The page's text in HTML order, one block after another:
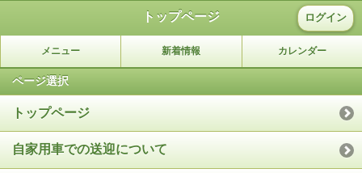
トップページ ログイン
メニュー 新着情報 カレンダー
ページ選択
トップページ
自家用車での送迎について